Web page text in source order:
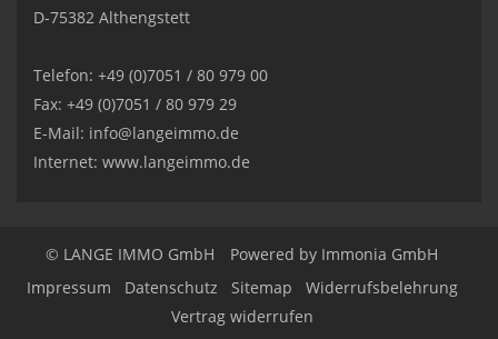
D-75382 Althengstett
Telefon: +49 (0)7051 / 80 979 00
Fax: +49 (0)7051 / 80 979 29
E-Mail: info@langeimmo.de
Internet: www.langeimmo.de
© LANGE IMMO GmbH
Powered by Immonia GmbH
Impressum
Datenschutz Sitemap
Widerrufsbelehrung
Vertrag widerrufen